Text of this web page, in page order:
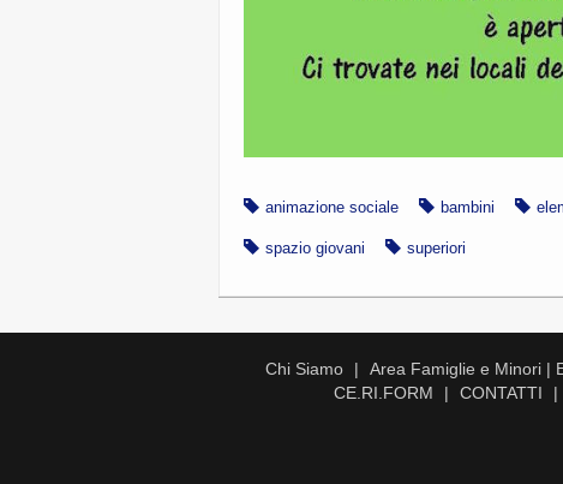
animazione sociale bambini
spazio giovani superiori
Chi Siamo Area Famiglie e Minori |
CE.RI.FORM
CONTATTI